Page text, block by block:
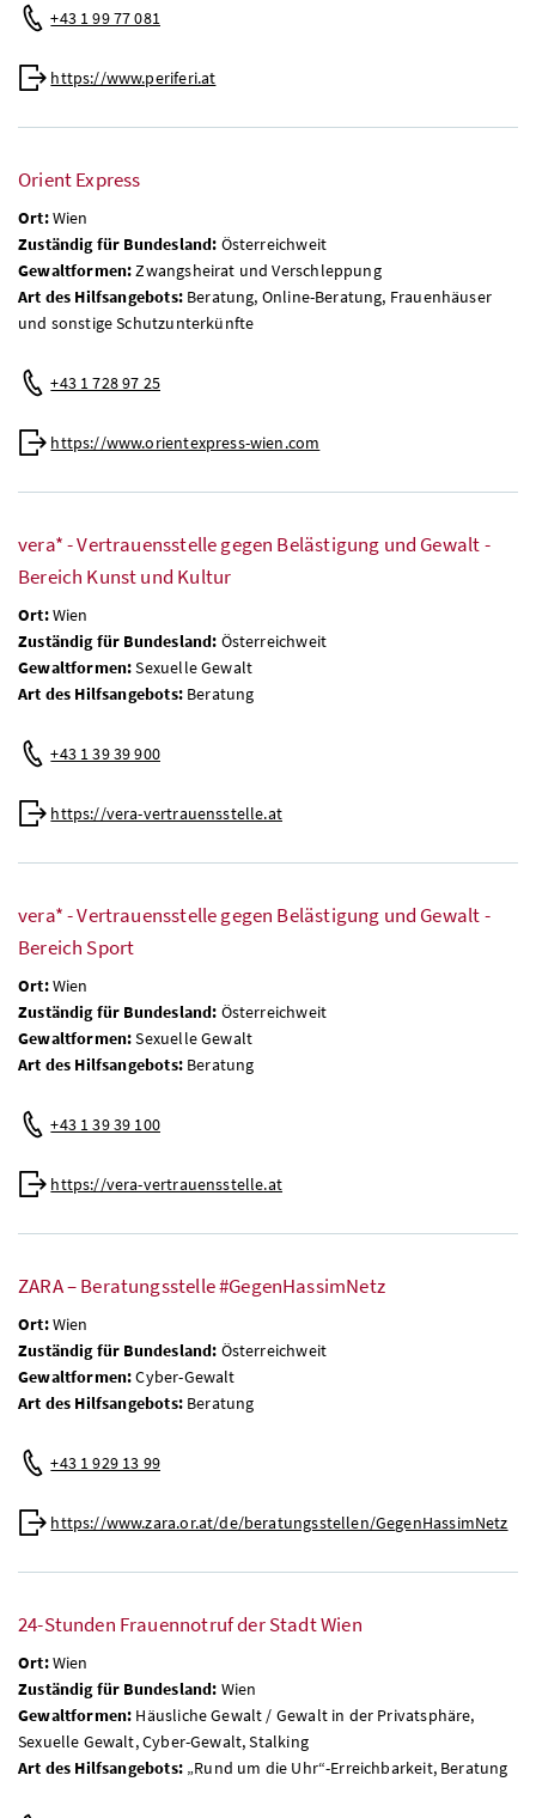
+43 1 99 77 081
https://www.periferi.at
Orient Express
Ort:Wien
Zuständig für Bundesland: Österreichweit
Gewaltformen:Zwangsheirat und Verschleppung
Art des Hilfsangebots:Beratung, Online-Beratung, Frauenhäuser
und sonstige Schutzunterkünfte
+43 1 728 97 25
https://www.orientexpress-wien.com
vera* - Vertrauensstelle gegen Belästigung und Gewalt -
Bereich Kunst und Kultur
Ort:Wien
Zuständig für Bundesland: Österreichweit
Gewaltformen:Sexuelle Gewalt
Art des Hilfsangebots:Beratung
+43 1 39 39 900
https://vera-vertrauensstelle.at
vera* - Vertrauensstelle gegen Belästigung und Gewalt -
Bereich Sport
Ort:Wien
Zuständig für Bundesland: Österreichweit
Gewaltformen:Sexuelle Gewalt
Art des Hilfsangebots:Beratung
+43 1 39 39 100
https://vera-vertrauensstelle.at
ZARA – Beratungsstelle #GegenHassimNetz
Ort:Wien
Zuständig für Bundesland: Österreichweit
Gewaltformen:Cyber-Gewalt
Art des Hilfsangebots:Beratung
+43 1 929 13 99
https://www.zara.or.at/de/beratungsstellen/GegenHassimNetz
24-Stunden Frauennotruf der Stadt Wien
Ort:Wien
Zuständig für Bundesland: Wien
Gewaltformen: Häusliche Gewalt / Gewalt in der Privatsphäre,
Sexuelle Gewalt, Cyber-Gewalt, Stalking
Art des Hilfsangebots:„Rund um die Uhr“-Erreichbarkeit, Beratung